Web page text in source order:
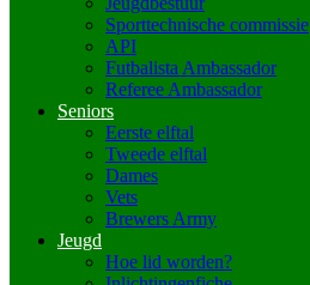
Sporttechnische commissie
API
Futbalista Ambassador
Referee Ambassador
Seniors
Eerste elftal
Tweede elftal
Dames
Vets
Brewers Army
Jeugd
Hoe lid worden?